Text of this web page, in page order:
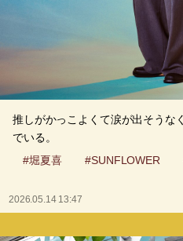
推しがかっこよくて涙が出そうな
でいる。
#堀夏喜
#SUNFLOWER
2026.05.14 13:47